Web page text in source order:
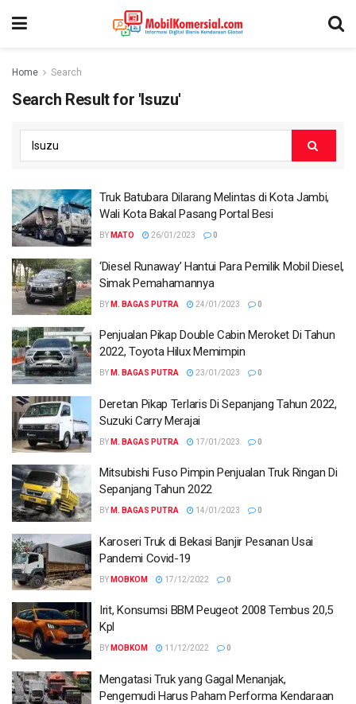
Home Search
Search Result for 'Isuzu'
Truk Batubara Dilarang Melintas di Kota Jambi,
Wali Kota Bakal Pasang Portal Besi
BY MATO 26/01/2023 0
‘Diesel Runaway’ Hantui Para Pemilik Mobil Diesel,
Simak Pemahamannya
BY M. BAGAS PUTRA 24/01/2023 0
Penjualan Pikap Double Cabin Meroket Di Tahun
2022, Toyota Hilux Memimpin
BY M. BAGAS PUTRA 23/01/2023 0
Deretan Pikap Terlaris Di Sepanjang Tahun 2022,
Suzuki Carry Merajai
BY M. BAGAS PUTRA 17/01/2023 0
Mitsubishi Fuso Pimpin Penjualan Truk Ringan Di
Sepanjang Tahun 2022
BY M. BAGAS PUTRA 14/01/2023 0
Karoseri Truk di Bekasi Banjir Pesanan Usai
Pandemi Covid-19
BY MOBKOM 17/12/2022 0
Irit, Konsumsi BBM Peugeot 2008 Tembus 20,5
Kpl
BY MOBKOM 11/12/2022 0
Mengatasi Truk yang Gagal Menanjak,
Pengemudi Harus Paham Performa Kendaraan